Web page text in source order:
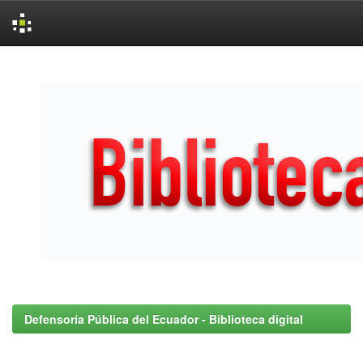
Defensoría Pública del Ecuador - Biblioteca digital